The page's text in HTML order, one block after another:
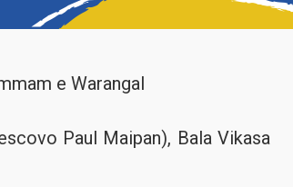
e Warangal
Paul Maipan), Bala Vikasa